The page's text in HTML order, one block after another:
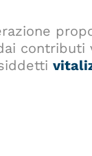
contributi